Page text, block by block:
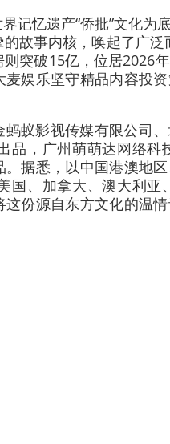
记忆遗产“侨批”文化为
故事内核，唤起了广
突破15亿，位居2026
娱乐坚守精品内容投
蚁影视传媒有限公司
品，广州萌萌达网络
据悉，以中国港澳地
国、加拿大、澳大利
份源自东方文化的温